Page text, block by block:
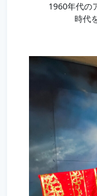
1960年代の
時代